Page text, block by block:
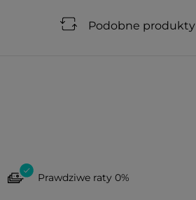
Podobne produkty
Prawdziwe raty 0%